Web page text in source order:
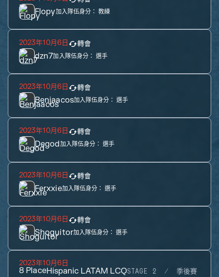
Flopy加入隊伍身分： 教練
2023年10月6日 轉會
dzn7加入隊伍身分： 選手
2023年10月6日 轉會
Benjaacos加入隊伍身分： 選手
2023年10月6日 轉會
Degod加入隊伍身分： 選手
2023年10月6日 轉會
Ferxxie加入隊伍身分： 選手
2023年10月6日 轉會
Shoguitor加入隊伍身分： 選手
2023年10月6日
8 PlaceHispanic LATAM LCQSTAGE 2 季後賽